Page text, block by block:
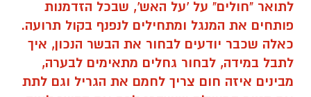
מבינים איזה חום צריך לחמם את הגריל וגם לתת
את הטיפ המושלם שישדרג לכם את הבשר לעוד
יותר נימוח וטעים. מצאנו ארבעה גברים שישמחו
לשתף על האהבה שלהם לחלבונים - ולא רק
ביום העצמאות.